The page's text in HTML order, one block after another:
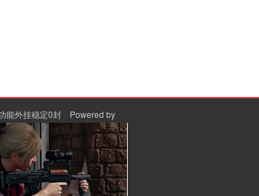
能外挂稳定0封Powered by